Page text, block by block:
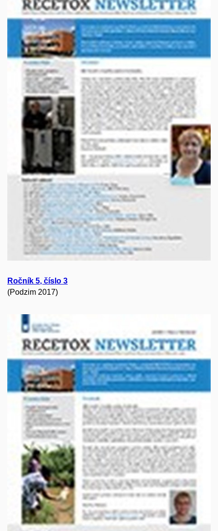
Ročník 5, číslo 3
(Podzim 2017)